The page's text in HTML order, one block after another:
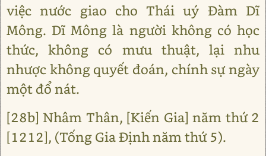
việc nước giao cho Thái uý Đàm Dĩ
Mông. Dĩ Mông là người không có học
thức, không có mưu thuật, lại nhu
nhược không quyết đoán, chính sự ngày
một đổ nát.
[28b] Nhâm Thân, [Kiến Gia] năm thứ 2
[1212], (Tống Gia Định năm thứ 5).